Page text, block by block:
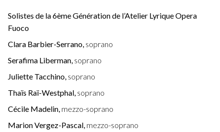
Solistes de la 6ème Génération de l’Atelier Lyrique Opera
Fuoco
Clara Barbier-Serrano, soprano
Serafima Liberman, soprano
Juliette Tacchino, soprano
Thaïs Raï-Westphal, soprano
Cécile Madelin, mezzo-soprano
Marion Vergez-Pascal, mezzo-soprano